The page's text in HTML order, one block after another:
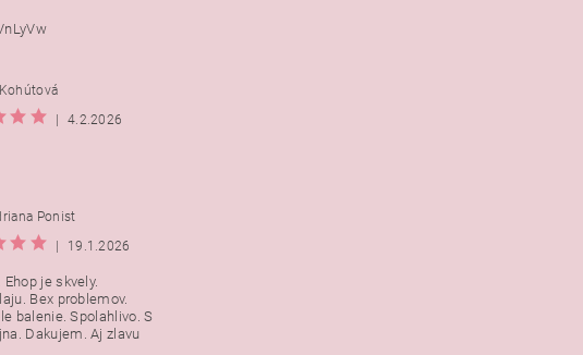
4.2.2026
Ponist
19.1.2026
je skvely.
Bex problemov.
balenie. Spolahlivo. S
Dakujem. Aj zlavu